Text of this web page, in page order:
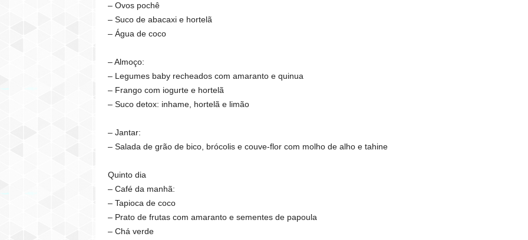
– Ovos pochê
– Suco de abacaxi e hortelã
– Água de coco
– Almoço:
– Legumes baby recheados com amaranto e quinua
– Frango com iogurte e hortelã
– Suco detox: inhame, hortelã e limão
– Jantar:
– Salada de grão de bico, brócolis e couve-flor com molho de alho e tahine
Quinto dia
– Café da manhã:
– Tapioca de coco
– Prato de frutas com amaranto e sementes de papoula
– Chá verde